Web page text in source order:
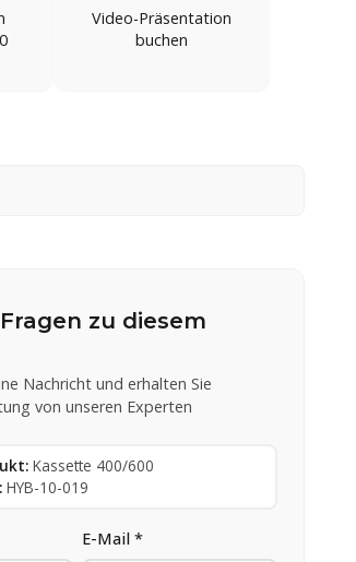
Video-Präsentation
buchen
zu diesem
Nachricht und erhalten Sie
von unseren Experten
Kassette 400/600
HYB-10-019
E-Mail *